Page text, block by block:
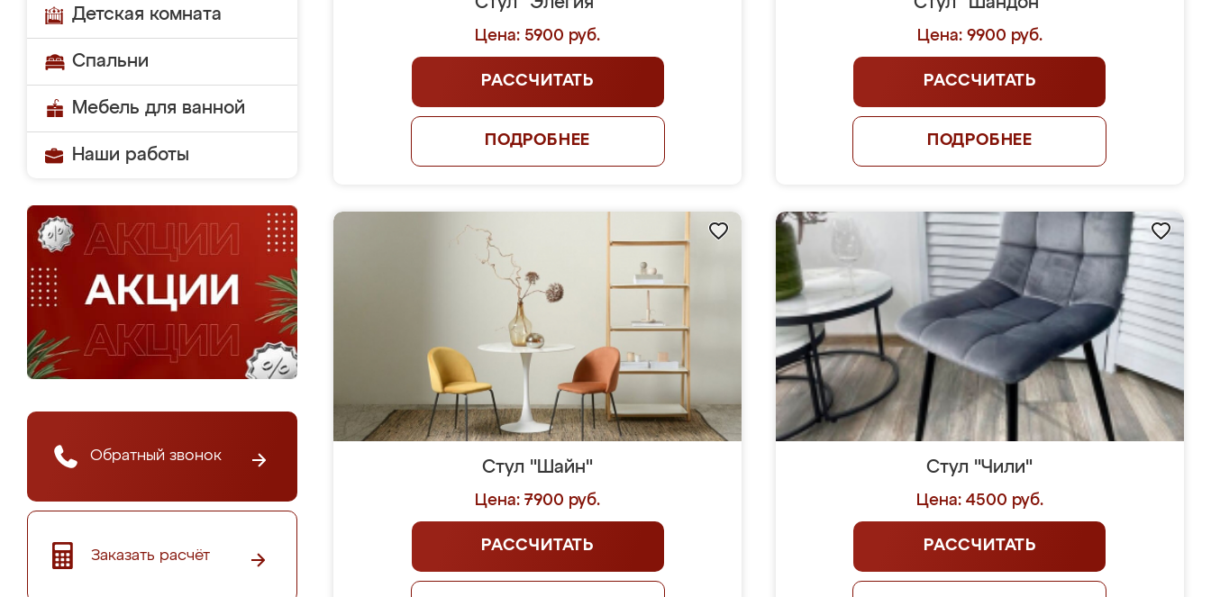
Детская комната
Спальни
Мебель для ванной
Наши работы
Обратный звонок
Заказать расчёт
Цена: 5900 руб.
РАССЧИТАТЬ
ПОДРОБНЕЕ
Цена: 9900 руб.
РАССЧИТАТЬ
ПОДРОБНЕЕ
Стул "Шайн"
Цена: 7900 руб.
РАССЧИТАТЬ
Стул "Чили"
Цена: 4500 руб.
РАССЧИТАТЬ